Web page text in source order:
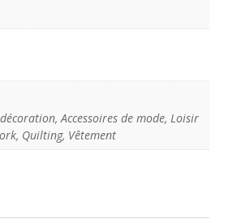
Accessoires de mode, Loisir
Quilting, Vêtement